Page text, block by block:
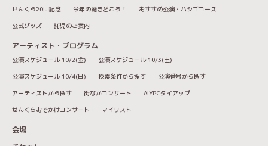
せんくら20回記念 今年の聴きどころ！
おすすめ公演・ハシゴコース
公式グッズ
託児のご案内
アーティスト・プログラム
公演スケジュール 10/2(金)
公演スケジュール 10/3(土)
公演スケジュール 10/4(日)
検索条件から探す
公演番号から探す
アーティストから探す
街なかコンサート
AIYPCタイアップ
せんくらおでかけコンサート
マイリスト
会場